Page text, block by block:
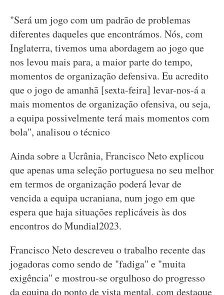
"Será um jogo com um padrão de problemas
diferentes daqueles que encontrámos. Nós, com
Inglaterra, tivemos uma abordagem ao jogo que
nos levou mais para, a maior parte do tempo,
momentos de organização defensiva. Eu acredito
que o jogo de amanhã [sexta-feira] levar-nos-á a
mais momentos de organização ofensiva, ou seja,
a equipa possivelmente terá mais momentos com
bola", analisou o técnico
Ainda sobre a Ucrânia, Francisco Neto explicou
que apenas uma seleção portuguesa no seu melhor
em termos de organização poderá levar de
vencida a equipa ucraniana, num jogo em que
espera que haja situações replicáveis às dos
encontros do Mundial2023.
Francisco Neto descreveu o trabalho recente das
jogadoras como sendo de "fadiga" e "muita
exigência" e mostrou-se orgulhoso do progresso
da equipa do ponto de vista mental, com destaque